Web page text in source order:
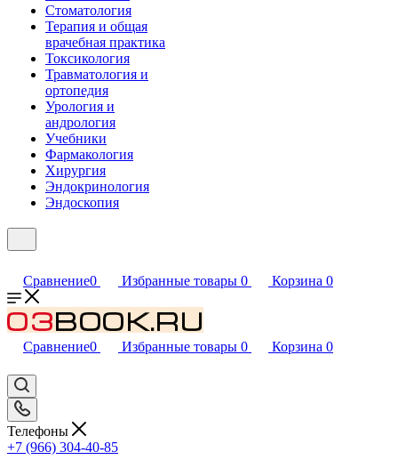
Стоматология
Терапия и общая
врачебная практика
Токсикология
Травматология и
ортопедия
Урология и
андрология
Учебники
Фармакология
Хирургия
Эндокринология
Эндоскопия
Сравнение0 Избранные товары 0 Корзина 0
Сравнение0 Избранные товары 0 Корзина 0
Телефоны
+7 (966) 304-40-85